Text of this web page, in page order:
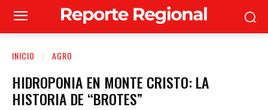
INICIO AGRO
HIDROPONIA EN MONTE CRISTO: LA
HISTORIA DE “BROTES”